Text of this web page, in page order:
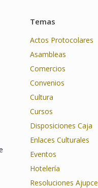
Temas
Actos Protocolares
Asambleas
Comercios
Convenios
Cultura
Cursos
Disposiciones Caja
Enlaces Culturales
Eventos
Hotelería
Resoluciones Ajupce